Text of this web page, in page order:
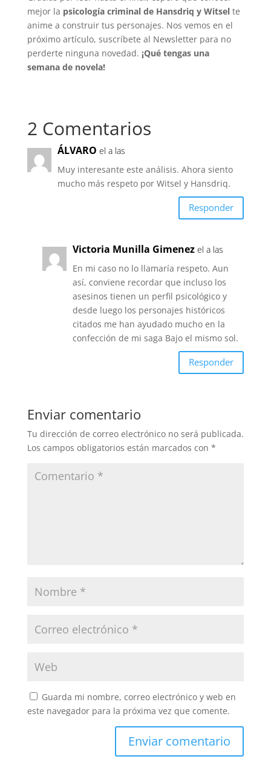
mejor la psicología criminal de Hansdriq y Witselte
anime a construir tus personajes. Nos vemos en el
próximo artículo, suscríbete al Newsletter para no
perderte ninguna novedad. ¡Qué tengas una
semana de novela!
2 Comentarios
ÁLVARO el a las
Muy interesante este análisis. Ahora siento
mucho más respeto por Witsel y Hansdriq.
Responder
Victoria Munilla Gimenez el a las
En mi caso no lo llamaría respeto. Aun
así, conviene recordar que incluso los
asesinos tienen un perfil psicológico y
desde luego los personajes históricos
citados me han ayudado mucho en la
confección de mi saga Bajo el mismo sol.
Responder
Enviar comentario
Tu dirección de correo electrónico no será publicada.
Los campos obligatorios están marcados con *
Guarda mi nombre, correo electrónico y web en
este navegador para la próxima vez que comente.